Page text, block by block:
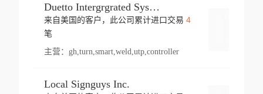
Duetto Intergrgrated Systems Inc.
来自美国的客户，此公司累计进口交易 4
笔
主营： gh,turn,smart,weld,utp,controller
Local Signguys Inc.